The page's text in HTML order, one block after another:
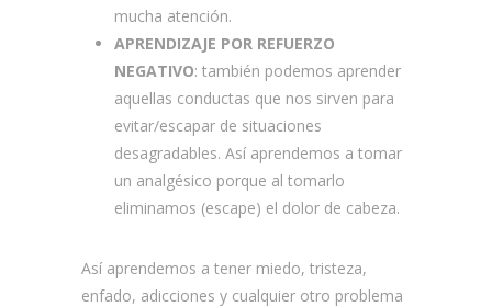
mucha atención.
APRENDIZAJE POR REFUERZO
NEGATIVO: también podemos aprender
aquellas conductas que nos sirven para
evitar/escapar de situaciones
desagradables. Así aprendemos a tomar
un analgésico porque al tomarlo
eliminamos (escape) el dolor de cabeza.
Así aprendemos a tener miedo, tristeza,
enfado, adicciones y cualquier otro problema